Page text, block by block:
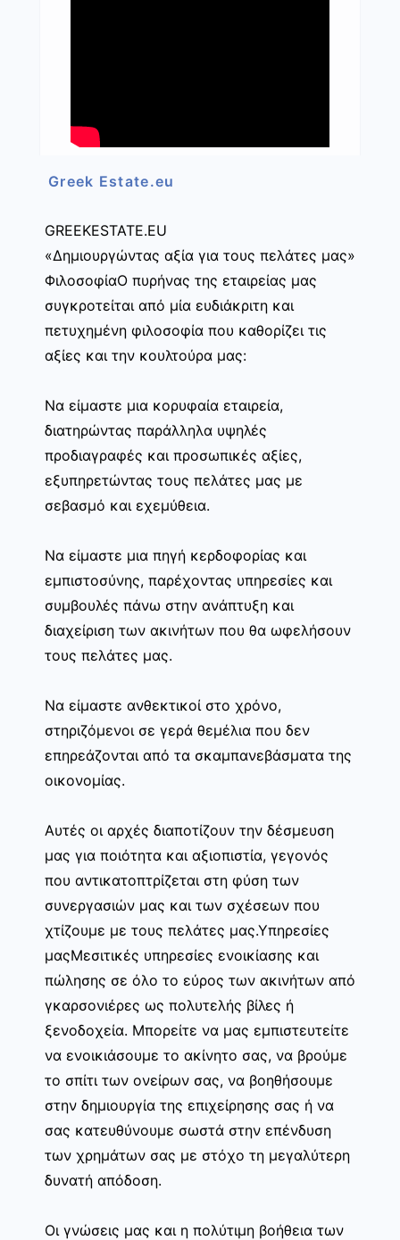
Greek Estate.eu
GREEKESTATE.EU
«Δημιουργώντας αξία για τους πελάτες μας»
ΦιλοσοφίαΟ πυρήνας της εταιρείας μας
συγκροτείται από μία ευδιάκριτη και
πετυχημένη φιλοσοφία που καθορίζει τις
αξίες και την κουλτούρα μας:
Να είμαστε μια κορυφαία εταιρεία,
διατηρώντας παράλληλα υψηλές
προδιαγραφές και προσωπικές αξίες,
εξυπηρετώντας τους πελάτες μας με
σεβασμό και εχεμύθεια.
Να είμαστε μια πηγή κερδοφορίας και
εμπιστοσύνης, παρέχοντας υπηρεσίες και
συμβουλές πάνω στην ανάπτυξη και
διαχείριση των ακινήτων που θα ωφελήσουν
τους πελάτες μας.
Να είμαστε ανθεκτικοί στο χρόνο,
στηριζόμενοι σε γερά θεμέλια που δεν
επηρεάζονται από τα σκαμπανεβάσματα της
οικονομίας.
Αυτές οι αρχές διαποτίζουν την δέσμευση
μας για ποιότητα και αξιοπιστία, γεγονός
που αντικατοπτρίζεται στη φύση των
συνεργασιών μας και των σχέσεων που
χτίζουμε με τους πελάτες μας.Υπηρεσίες
μαςΜεσιτικές υπηρεσίες ενοικίασης και
πώλησης σε όλο το εύρος των ακινήτων από
γκαρσονιέρες ως πολυτελής βίλες ή
ξενοδοχεία. Μπορείτε να μας εμπιστευτείτε
να ενοικιάσουμε το ακίνητο σας, να βρούμε
το σπίτι των ονείρων σας, να βοηθήσουμε
στην δημιουργία της επιχείρησης σας ή να
σας κατευθύνουμε σωστά στην επένδυση
των χρημάτων σας με στόχο τη μεγαλύτερη
δυνατή απόδοση.
Οι γνώσεις μας και η πολύτιμη βοήθεια των